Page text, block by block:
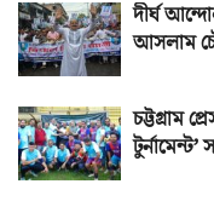
দীর্ঘ
আসলাম
চট্টগ্রাম
টুর্নামেন্ট’